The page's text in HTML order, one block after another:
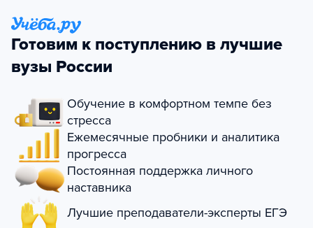
Готовим к поступлению в лучшие
вузы России
Обучение в комфортном темпе без
стресса
Ежемесячные пробники и аналитика
прогресса
Постоянная поддержка личного
наставника
Лучшие преподаватели-эксперты ЕГЭ